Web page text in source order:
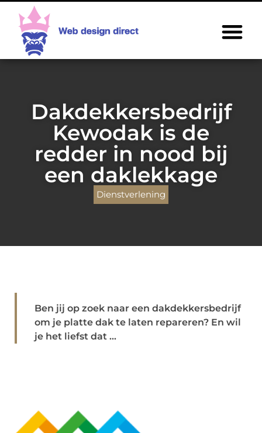
Dakdekkersbedrijf
Kewodak is de
redder in nood bij
een daklekkage
Dienstverlening
Ben jij op zoek naar een dakdekkersbedrijf
om je platte dak te laten repareren? En wil
je het liefst dat ...